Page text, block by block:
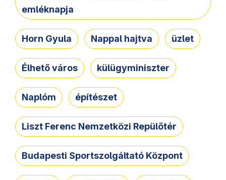
emléknapja
Horn Gyula Nappal hajtva üzlet
Élhető város külügyminiszter
Naplóm építészet
Liszt Ferenc Nemzetközi Repülőtér
Budapesti Sportszolgáltató Központ